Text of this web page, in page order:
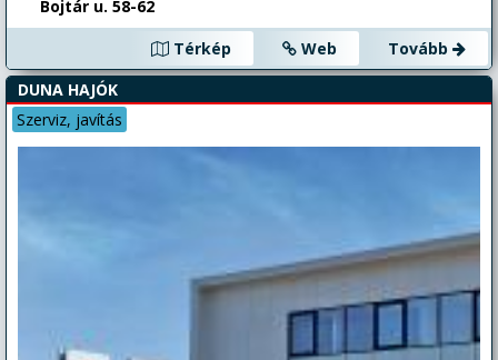
Bojtár u. 58-62
Térkép
Web
Tovább
DUNA HAJÓK
Szerviz, javítás